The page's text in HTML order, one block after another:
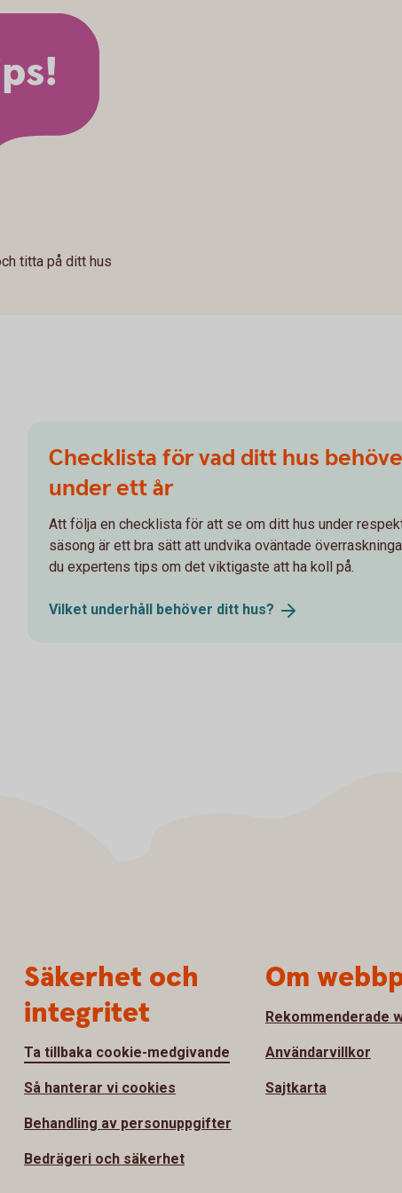
titta på ditt hus
Checklista för vad ditt hus
under ett år
Att följa en checklista för att se om ditt hus under
säsong är ett bra sätt att undvika oväntade
du expertens tips om det viktigaste att ha koll på.
Vilket underhåll behöver ditt hus?
Säkerhet och
integritet
Ta tillbaka cookie-medgivande
Så hanterar vi cookies
Behandling av personuppgifter
Bedrägeri och säkerhet
Om
Rekommenderade
Användarvillkor
Sajtkarta